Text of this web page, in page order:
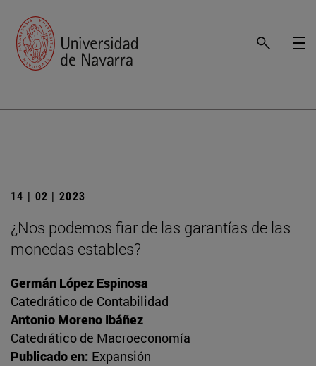
14 | 02 | 2023
¿Nos podemos fiar de las garantías de las
monedas estables?
Germán López Espinosa
Catedrático de Contabilidad
Antonio Moreno Ibáñez
Catedrático de Macroeconomía
Publicado en: Expansión